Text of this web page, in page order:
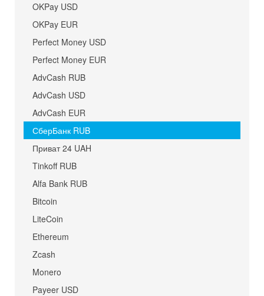
OKPay USD
OKPay EUR
Perfect Money USD
Perfect Money EUR
AdvCash RUB
AdvCash USD
AdvCash EUR
СберБанк RUB
Приват 24 UAH
Tinkoff RUB
Alfa Bank RUB
Bitcoin
LiteCoin
Ethereum
Zcash
Monero
Payeer USD